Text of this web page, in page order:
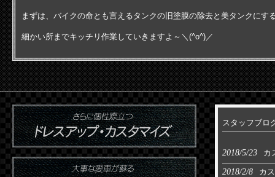
まずは、バイクの命とも言えるタンクの旧塗膜の除去と美タンクにす
細かい所までキッチリ作業していきますよ～＼(^o^)／
スタッフブロ
2018/5/23 カ
2018/2/8 カ